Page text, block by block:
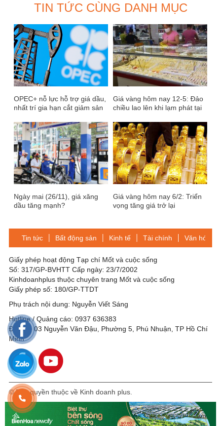
TIN TỨC CÙNG DANH MỤC
OPEC+ nỗ lực hỗ trợ giá dầu,
nhất trí gia hạn cắt giảm sản
Giá vàng hôm nay 12-5: Đảo
chiều lao lên khi lạm phát tại
Ngày mai (26/11), giá xăng
dầu tăng mạnh?
Giá vàng hôm nay 6/2: Triển
vọng tăng giá trở lại
Tin tức Bất động sản Kinh tế Tài chính Văn hóa-
Giấy phép hoạt động Tạp chí Mốt và cuộc sống
Số: 317/GP-BVHTT Cấp ngày: 23/7/2002
Kinhdoanhplus thuộc chuyên trang Mốt và cuộc sống
Giấy phép số: 180/GP-TTDT
Phụ trách nội dung: Nguyễn Viết Sáng
Hotline / Quảng cáo: 0937 636383
Địa chỉ: 03 Nguyễn Văn Đậu, Phường 5, Phú Nhuận, TP Hồ Chí
Minh
© Bản quyền thuộc về Kinh doanh plus.